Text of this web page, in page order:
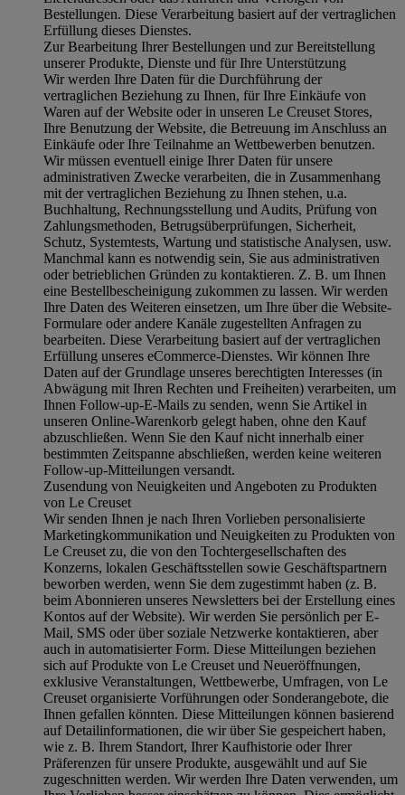
Bestellungen. Diese Verarbeitung basiert auf der vertraglichen
Erfüllung dieses Dienstes.
Zur Bearbeitung Ihrer Bestellungen und zur Bereitstellung
unserer Produkte, Dienste und für Ihre Unterstützung
Wir werden Ihre Daten für die Durchführung der
vertraglichen Beziehung zu Ihnen, für Ihre Einkäufe von
Waren auf der Website oder in unseren Le Creuset Stores,
Ihre Benutzung der Website, die Betreuung im Anschluss an
Einkäufe oder Ihre Teilnahme an Wettbewerben benutzen.
Wir müssen eventuell einige Ihrer Daten für unsere
administrativen Zwecke verarbeiten, die in Zusammenhang
mit der vertraglichen Beziehung zu Ihnen stehen, u.a.
Buchhaltung, Rechnungsstellung und Audits, Prüfung von
Zahlungsmethoden, Betrugsüberprüfungen, Sicherheit,
Schutz, Systemtests, Wartung und statistische Analysen, usw.
Manchmal kann es notwendig sein, Sie aus administrativen
oder betrieblichen Gründen zu kontaktieren. Z. B. um Ihnen
eine Bestellbescheinigung zukommen zu lassen. Wir werden
Ihre Daten des Weiteren einsetzen, um Ihre über die Website-
Formulare oder andere Kanäle zugestellten Anfragen zu
bearbeiten. Diese Verarbeitung basiert auf der vertraglichen
Erfüllung unseres eCommerce-Dienstes. Wir können Ihre
Daten auf der Grundlage unseres berechtigten Interesses (in
Abwägung mit Ihren Rechten und Freiheiten) verarbeiten, um
Ihnen Follow-up-E-Mails zu senden, wenn Sie Artikel in
unseren Online-Warenkorb gelegt haben, ohne den Kauf
abzuschließen. Wenn Sie den Kauf nicht innerhalb einer
bestimmten Zeitspanne abschließen, werden keine weiteren
Follow-up-Mitteilungen versandt.
Zusendung von Neuigkeiten und Angeboten zu Produkten
von Le Creuset
Wir senden Ihnen je nach Ihren Vorlieben personalisierte
Marketingkommunikation und Neuigkeiten zu Produkten von
Le Creuset zu, die von den Tochtergesellschaften des
Konzerns, lokalen Geschäftsstellen sowie Geschäftspartnern
beworben werden, wenn Sie dem zugestimmt haben (z. B.
beim Abonnieren unseres Newsletters bei der Erstellung eines
Kontos auf der Website). Wir werden Sie persönlich per E-
Mail, SMS oder über soziale Netzwerke kontaktieren, aber
auch in automatisierter Form. Diese Mitteilungen beziehen
sich auf Produkte von Le Creuset und Neueröffnungen,
exklusive Veranstaltungen, Wettbewerbe, Umfragen, von Le
Creuset organisierte Vorführungen oder Sonderangebote, die
Ihnen gefallen könnten. Diese Mitteilungen können basierend
auf Detailinformationen, die wir über Sie gespeichert haben,
wie z. B. Ihrem Standort, Ihrer Kaufhistorie oder Ihrer
Präferenzen für unsere Produkte, ausgewählt und auf Sie
zugeschnitten werden. Wir werden Ihre Daten verwenden, um